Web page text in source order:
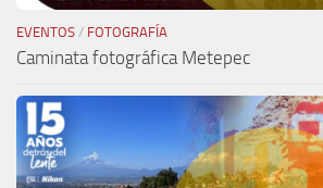
EVENTOS / FOTOGRAFÍA
Caminata fotográfica Metepec